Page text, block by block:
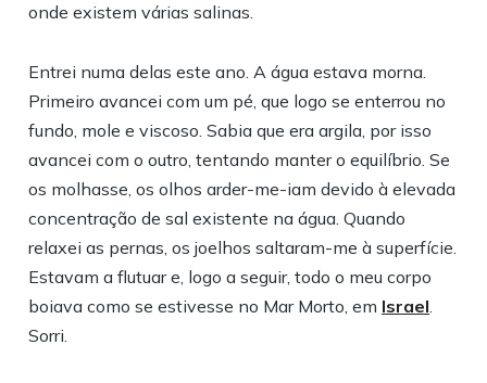
onde existem várias salinas.
Entrei numa delas este ano. A água estava morna.
Primeiro avancei com um pé, que logo se enterrou no
fundo, mole e viscoso. Sabia que era argila, por isso
avancei com o outro, tentando manter o equilíbrio. Se
os molhasse, os olhos arder-me-iam devido à elevada
concentração de sal existente na água. Quando
relaxei as pernas, os joelhos saltaram-me à superfície.
Estavam a flutuar e, logo a seguir, todo o meu corpo
boiava como se estivesse no Mar Morto, em Israel.
Sorri.